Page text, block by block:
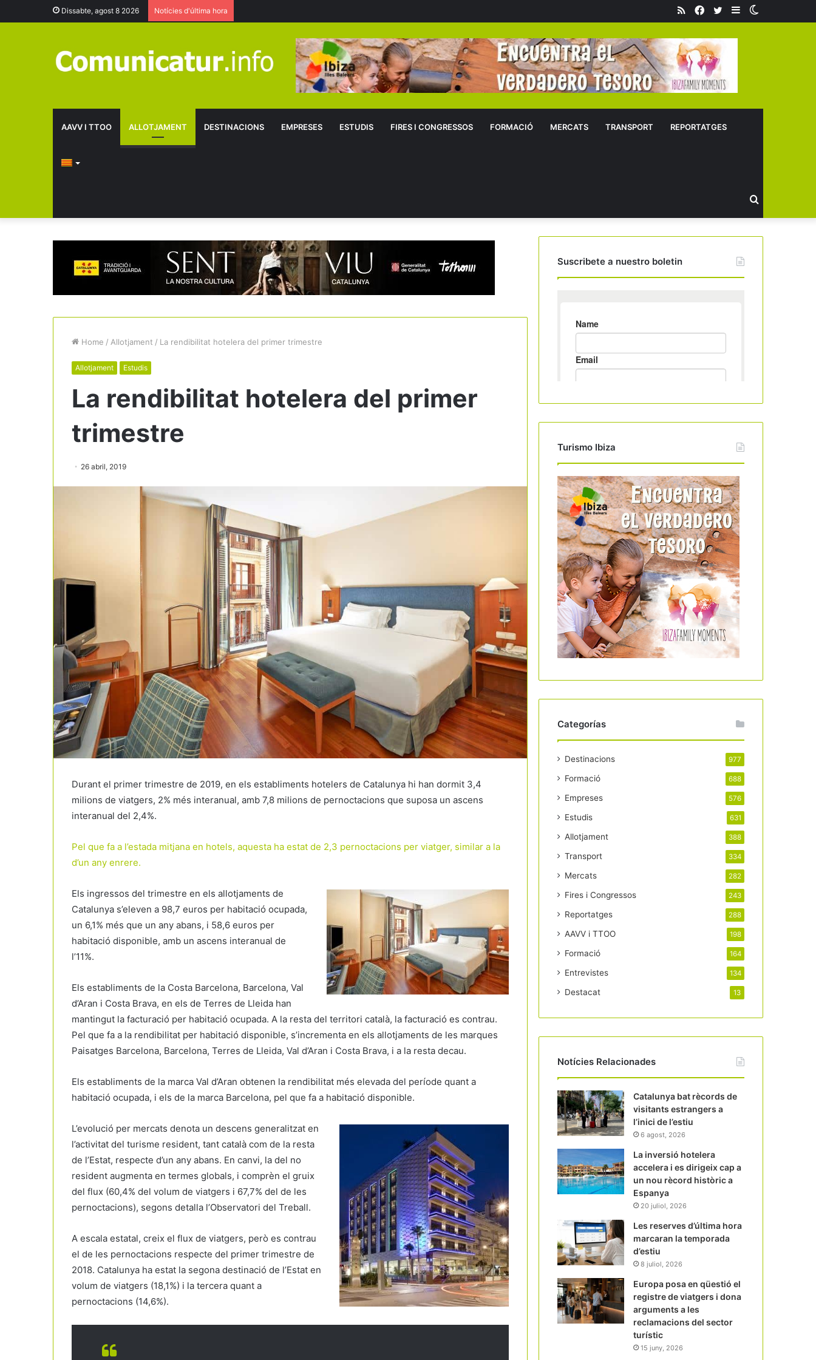
Dissabte, agost 8 2026 Notícies d'última hora Sidebar
Twitter
Facebook
RSS
AAVV I TTOO ALLOTJAMENT DESTINACIONS EMPRESES ESTUDIS FIRES I CONGRESSOS FORMACIÓ MERCATS TRANSPORT REPORTATGES
Buscar
Home / Allotjament / La rendibilitat hotelera del primer trimestre
Allotjament Estudis
La rendibilitat hotelera del primer
trimestre
26 abril, 2019
Durant el primer trimestre de 2019, en els establiments hotelers de Catalunya hi han dormit 3,4
milions de viatgers, 2% més interanual, amb 7,8 milions de pernoctacions que suposa un ascens
interanual del 2,4%.
Pel que fa a l’estada mitjana en hotels, aquesta ha estat de 2,3 pernoctacions per viatger, similar a la
d’un any enrere.
Els ingressos del trimestre en els allotjaments de
Catalunya s’eleven a 98,7 euros per habitació ocupada,
un 6,1% més que un any abans, i 58,6 euros per
habitació disponible, amb un ascens interanual de
l’11%.
Els establiments de la Costa Barcelona, Barcelona, Val
d’Aran i Costa Brava, en els de Terres de Lleida han
mantingut la facturació per habitació ocupada. A la resta del territori català, la facturació es contrau.
Pel que fa a la rendibilitat per habitació disponible, s’incrementa en els allotjaments de les marques
Paisatges Barcelona, Barcelona, Terres de Lleida, Val d’Aran i Costa Brava, i a la resta decau.
Els establiments de la marca Val d’Aran obtenen la rendibilitat més elevada del període quant a
habitació ocupada, i els de la marca Barcelona, pel que fa a habitació disponible.
L’evolució per mercats denota un descens generalitzat en
l’activitat del turisme resident, tant català com de la resta
de l’Estat, respecte d’un any abans. En canvi, la del no
resident augmenta en termes globals, i comprèn el gruix
del flux (60,4% del volum de viatgers i 67,7% del de les
pernoctacions), segons detalla l’Observatori del Treball.
A escala estatal, creix el flux de viatgers, però es contrau
el de les pernoctacions respecte del primer trimestre de
2018. Catalunya ha estat la segona destinació de l’Estat en
volum de viatgers (18,1%) i la tercera quant a
pernoctacions (14,6%).
Suscribete a nuestro boletin
Turismo Ibiza
Categorías
Destinacions 977
Formació 688
Empreses 576
Estudis 631
Allotjament 388
Transport 334
Mercats 282
Fires i Congressos 243
Reportatges 288
AAVV i TTOO 198
Formació 164
Entrevistes 134
Destacat 13
Notícies Relacionades
Catalunya bat rècords de
visitants estrangers a
l’inici de l’estiu
6 agost, 2026
La inversió hotelera
accelera i es dirigeix cap a
un nou rècord històric a
Espanya
20 juliol, 2026
Les reserves d’última hora
marcaran la temporada
d’estiu
8 juliol, 2026
Europa posa en qüestió el
registre de viatgers i dona
arguments a les
reclamacions del sector
turístic
15 juny, 2026